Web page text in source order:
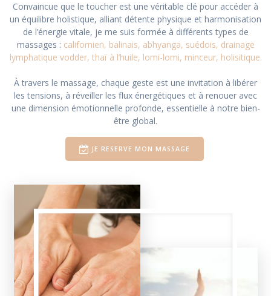
Convaincue que le toucher est une véritable clé pour accéder à
un équilibre holistique, alliant détente physique et harmonisation
de l’énergie vitale, je me suis formée à différents types de
massages : californien, balinais, abhyanga, suédois, drainage
lymphatique vodder, thaï à l’huile, lomi-lomi, minceur, holisitique.
À travers le massage, chaque geste est une invitation à libérer
les tensions, à réveiller les flux énergétiques et à renouer avec
une dimension émotionnelle profonde, essentielle à notre bien-
être global.
JE RESERVE MON MASSAGE